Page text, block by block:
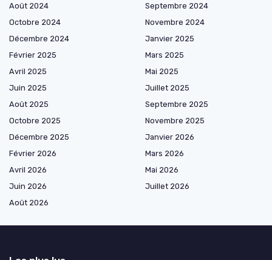
Août 2024
Septembre 2024
Octobre 2024
Novembre 2024
Décembre 2024
Janvier 2025
Février 2025
Mars 2025
Avril 2025
Mai 2025
Juin 2025
Juillet 2025
Août 2025
Septembre 2025
Octobre 2025
Novembre 2025
Décembre 2025
Janvier 2026
Février 2026
Mars 2026
Avril 2026
Mai 2026
Juin 2026
Juillet 2026
Août 2026